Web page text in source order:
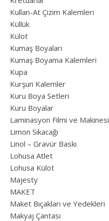
Kullan-At Çizim Kalemleri
Küllük
Külot
Kumaş Boyaları
Kumaş Boyama Kalemleri
Kupa
Kurşun Kalemler
Kuru Boya Setleri
Kuru Boyalar
Laminasyon Filmi ve Makinesi
Limon Sıkacağı
Linol – Gravür Baskı
Lohusa Atlet
Lohusa Külot
Majesty
MAKET
Maket Bıçakları ve Yedekleri
Makyaj Çantası